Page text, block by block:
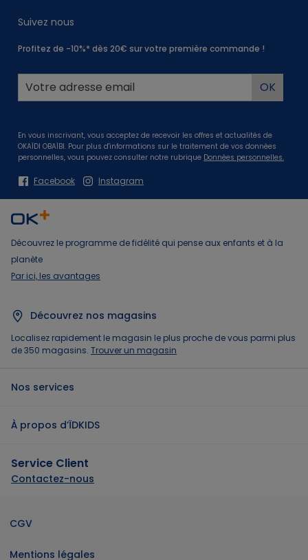
Suivez nous
Profitez de -10%* dès 20€ sur votre première commande !
En vous inscrivant, vous acceptez de recevoir les offres et actualités de
OKAÏDI OBAÏBI. Pour plus d'informations sur le traitement de vos données
personnelles, vous pouvez consulter notre rubrique Données personnelles.
Facebook Instagram
Découvrez le programme de fidélité qui pense aux enfants et à la
planète
Par ici, les avantages
Découvrez nos magasins
Localisez rapidement le magasin le plus proche de vous parmi plus
de 350 magasins. Trouver un magasin
Nos services
À propos d’ÏDKIDS
Service Client
Contactez-nous
CGV
Mentions légales